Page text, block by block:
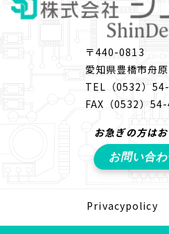
〒440-0813
愛知県豊橋市舟
TEL （0532）
FAX （0532）
お急ぎの方は
お問い合
Privacypolicy